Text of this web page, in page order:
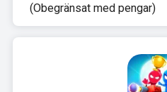
(Obegränsat med pengar)